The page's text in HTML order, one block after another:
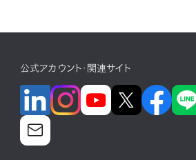
公式アカウント・関連サイト